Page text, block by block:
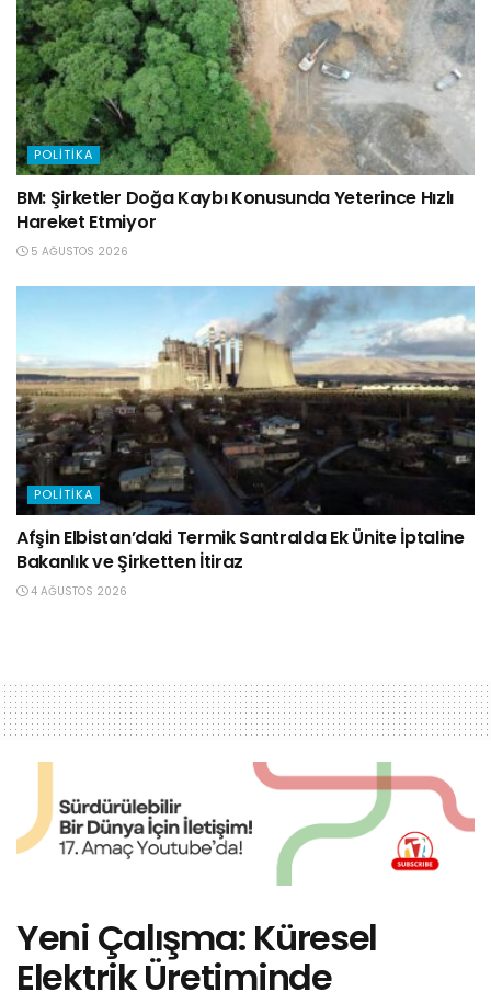
POLITIKA
BM: Şirketler Doğa Kaybı Konusunda Yeterince Hızlı
Hareket Etmiyor
5 AĞUSTOS 2026
POLITIKA
Afşin Elbistan’daki Termik Santralda Ek Ünite İptaline
Bakanlık ve Şirketten İtiraz
4 AĞUSTOS 2026
Yeni Çalışma: Küresel
Elektrik Üretiminde